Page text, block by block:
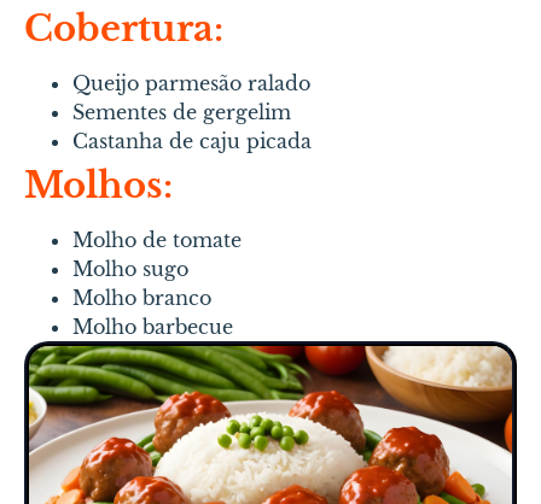
Cobertura:
Queijo parmesão ralado
Sementes de gergelim
Castanha de caju picada
Molhos:
Molho de tomate
Molho sugo
Molho branco
Molho barbecue